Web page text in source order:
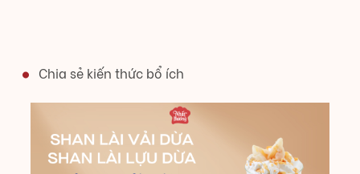
Chia sẻ kiến thức bổ ích